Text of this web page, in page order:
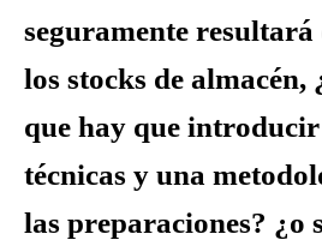
seguramente
los stocks de almacén,
que hay que introducir
técnicas y una
las preparaciones? ¿o